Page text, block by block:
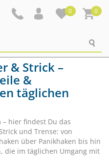
0 0
& Strick –
&
täglichen
– hier findest Du das
und Trense: von
über Panikhaken bis hin
die im täglichen Umgang mit